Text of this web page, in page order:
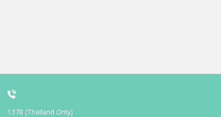
1378 (Thailand Only)